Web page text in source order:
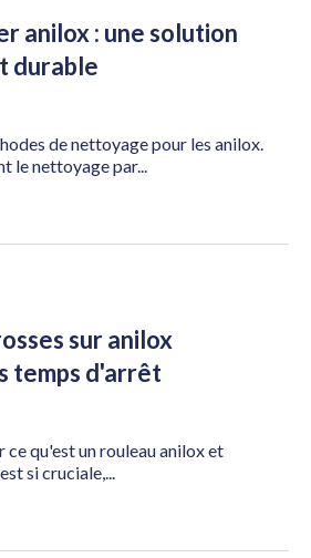
anilox : une solution
durable
de nettoyage pour les anilox.
le nettoyage par...
sur anilox
temps d'arrêt
ce qu'est un rouleau anilox et
si cruciale,...